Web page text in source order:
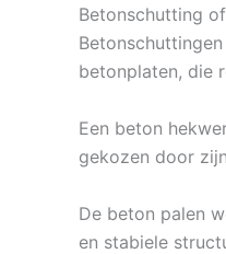
Betonschutting
betonplaten, die
Een beton
gekozen door
De beton palen
en stabiele